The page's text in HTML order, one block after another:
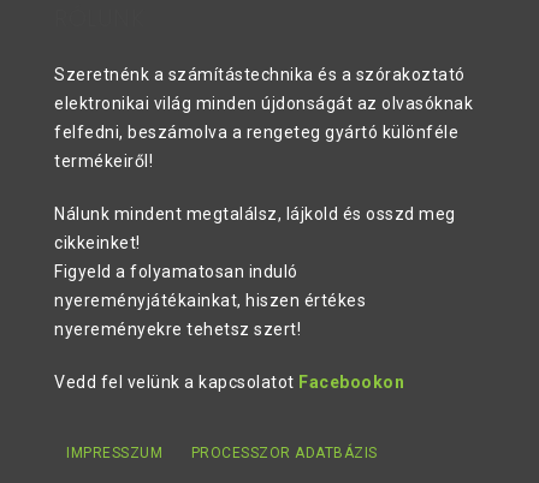
Szeretnénk a számítástechnika és a szórakoztató
elektronikai világ minden újdonságát az olvasóknak
felfedni, beszámolva a rengeteg gyártó különféle
termékeiről!
Nálunk mindent megtalálsz, lájkold és osszd meg
cikkeinket!
Figyeld a folyamatosan induló
nyereményjátékainkat, hiszen értékes
nyereményekre tehetsz szert!
Vedd fel velünk a kapcsolatot Facebookon
IMPRESSZUM PROCESSZOR ADATBÁZIS